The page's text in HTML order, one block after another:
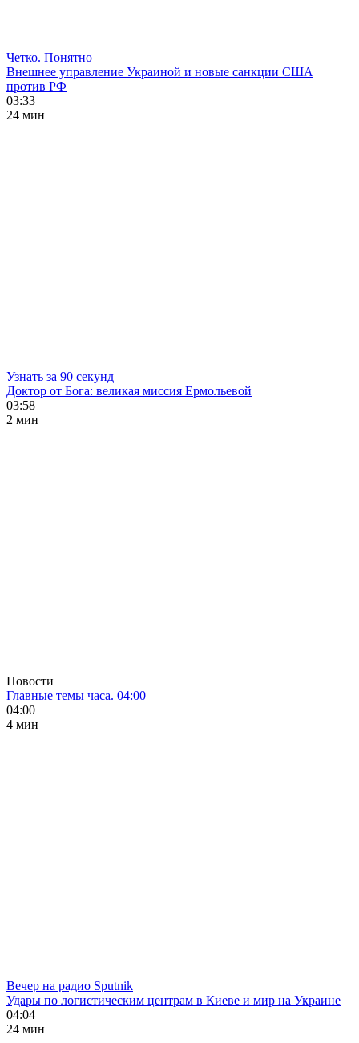
Четко. Понятно
Внешнее управление Украиной и новые санкции США
против РФ
03:33
24 мин
Узнать за 90 секунд
Доктор от Бога: великая миссия Ермольевой
03:58
2 мин
Новости
Главные темы часа. 04:00
04:00
4 мин
Вечер на радио Sputnik
Удары по логистическим центрам в Киеве и мир на Украине
04:04
24 мин